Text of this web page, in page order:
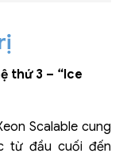
thứ 3 – “Ice
Scalable cung
từ đầu cuối đến